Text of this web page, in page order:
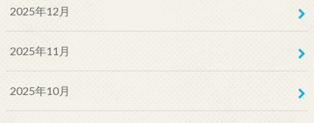
2025年12月
2025年11月
2025年10月